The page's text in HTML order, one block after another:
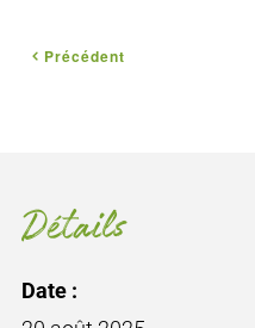
Précédent
Détails
Date :